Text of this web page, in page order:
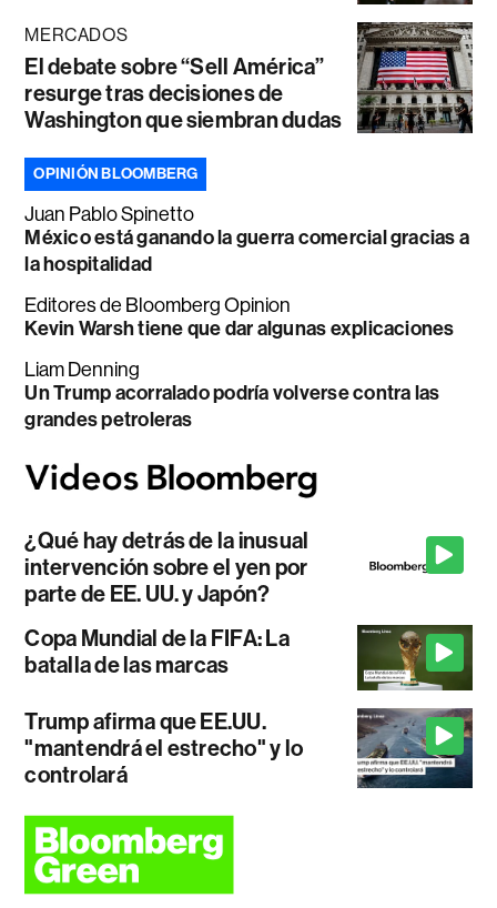
MERCADOS
El debate sobre “Sell América”
resurge tras decisiones de
Washington que siembran dudas
OPINIÓN BLOOMBERG
Juan Pablo Spinetto
México está ganando la guerra comercial gracias a
la hospitalidad
Editores de Bloomberg Opinion
Kevin Warsh tiene que dar algunas explicaciones
Liam Denning
Un Trump acorralado podría volverse contra las
grandes petroleras
¿Qué hay detrás de la inusual
intervención sobre el yen por
parte de EE. UU. y Japón?
Copa Mundial de la FIFA: La
batalla de las marcas
Trump afirma que EE.UU.
"mantendrá el estrecho" y lo
controlará